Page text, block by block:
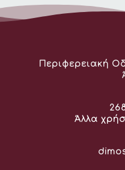
Διεύθυνση:
Περιφερειακή
Άλλα
Email: